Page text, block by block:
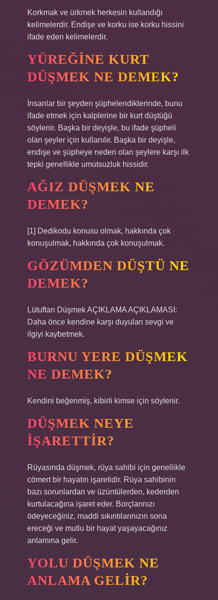
Korkmak ve ürkmek herkesin kullandığı
kelimelerdir. Endişe ve korku ise korku hissini
ifade eden kelimelerdir.
YÜREĞINE KURT
DÜŞMEK NE DEMEK?
İnsanlar bir şeyden şüphelendiklerinde, bunu
ifade etmek için kalplerine bir kurt düştüğü
söylenir. Başka bir deyişle, bu ifade şüpheli
olan şeyler için kullanılır. Başka bir deyişle,
endişe ve şüpheye neden olan şeylere karşı ilk
tepki genellikle umutsuzluk hissidir.
AĞIZ DÜŞMEK NE
DEMEK?
[1] Dedikodu konusu olmak, hakkında çok
konuşulmak, hakkında çok konuşulmak.
GÖZÜMDEN DÜŞTÜ NE
DEMEK?
Lütuftan Düşmek AÇIKLAMA AÇIKLAMASI:
Daha önce kendine karşı duyulan sevgi ve
ilgiyi kaybetmek.
BURNU YERE DÜŞMEK
NE DEMEK?
Kendini beğenmiş, kibirli kimse için söylenir.
DÜŞMEK NEYE
IŞARETTIR?
Rüyasında düşmek, rüya sahibi için genellikle
cömert bir hayatın işaretidir. Rüya sahibinin
bazı sorunlardan ve üzüntülerden, kederden
kurtulacağına işaret eder. Borçlarınızı
ödeyeceğiniz, maddi sıkıntılarınızın sona
ereceği ve mutlu bir hayat yaşayacağınız
anlamına gelir.
YOLU DÜŞMEK NE
ANLAMA GELIR?